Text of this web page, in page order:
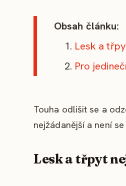
Obsah článku:
Lesk a
Pro
Touha odlišit se a
nejžádanější a není
Lesk a třpyt